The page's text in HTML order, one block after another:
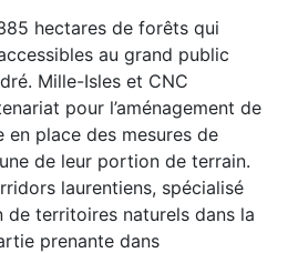
hectares de forêts qui
au grand public
Mille-Isles et CNC
pour l’aménagement de
en place des mesures de
de leur portion de terrain.
laurentiens, spécialisé
de territoires naturels dans la
prenante dans